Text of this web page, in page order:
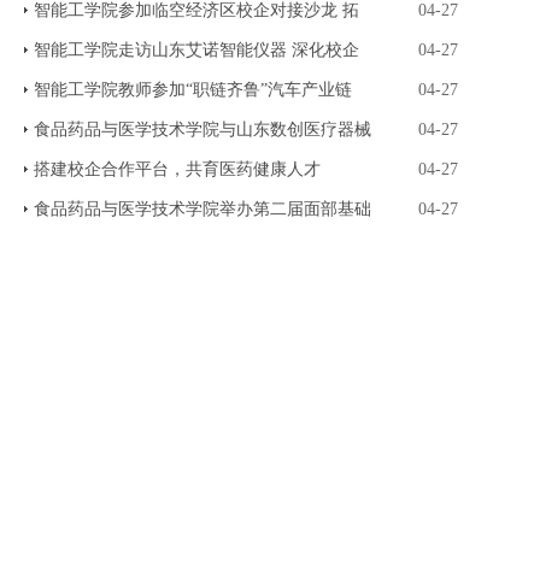
智能工学院参加临空经济区校企对接沙龙 拓 04-27
智能工学院走访山东艾诺智能仪器 深化校企 04-27
智能工学院教师参加“职链齐鲁”汽车产业链 04-27
食品药品与医学技术学院与山东数创医疗器械 04-27
搭建校企合作平台，共育医药健康人才 04-27
食品药品与医学技术学院举办第二届面部基础 04-27